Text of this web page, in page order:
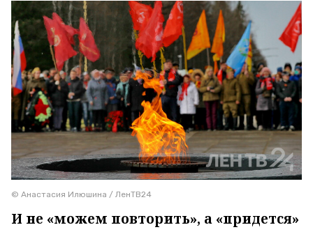
© Анастасия Илюшина / ЛенТВ24
И не «можем повторить», а «придется»